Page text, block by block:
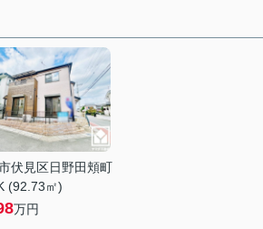
伏見区日野田頬町
(92.73㎡)
万円